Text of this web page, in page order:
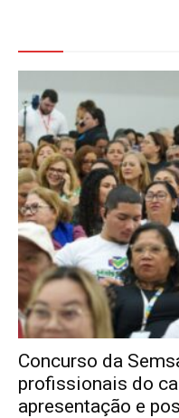
Concurso da
profissionais do
apresentação e